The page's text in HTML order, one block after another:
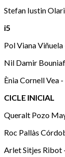
Stefan Iustin
i5
Pol Viana
Nil Damir
Ènia Cornell Vea
CICLE INICIAL
Queralt Pozo
Roc Pallàs
Arlet Sitjes Ribot